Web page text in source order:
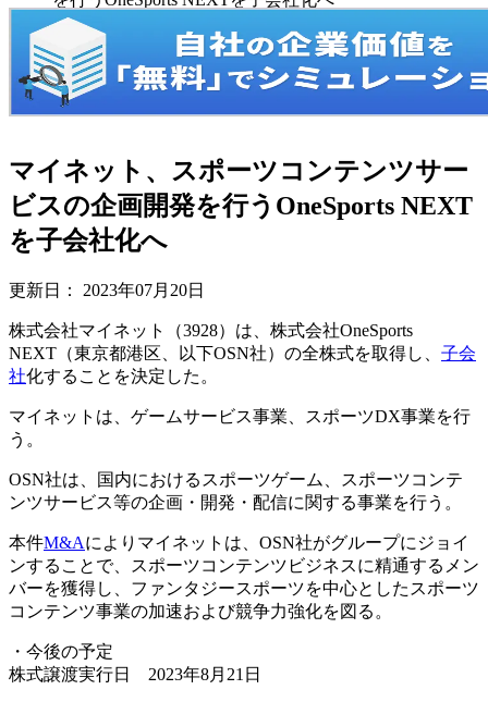
マイネット、スポーツコンテンツサー
ビスの企画開発を行うOneSports NEXT
を子会社化へ
更新日： 2023年07月20日
株式会社マイネット（3928）は、株式会社OneSports
NEXT（東京都港区、以下OSN社）の全株式を取得し、 子会
社化することを決定した。
マイネットは、ゲームサービス事業、スポーツDX事業を行
う。
OSN社は、国内におけるスポーツゲーム、スポーツコンテ
ンツサービス等の企画・開発・配信に関する事業を行う。
本件M&Aによりマイネットは、OSN社がグループにジョイ
ンすることで、スポーツコンテンツビジネスに精通するメン
バーを獲得し、ファンタジースポーツを中心としたスポーツ
コンテンツ事業の加速および競争力強化を図る。
・今後の予定
株式譲渡実行日 2023年8月21日